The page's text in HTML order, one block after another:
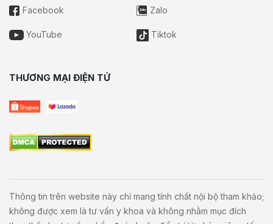
Facebook Zalo
YouTube Tiktok
THƯƠNG MẠI ĐIỆN TỬ
Thông tin trên website này chỉ mang tính chất nội bộ tham khảo;
không được xem là tư vấn y khoa và không nhằm mục đích